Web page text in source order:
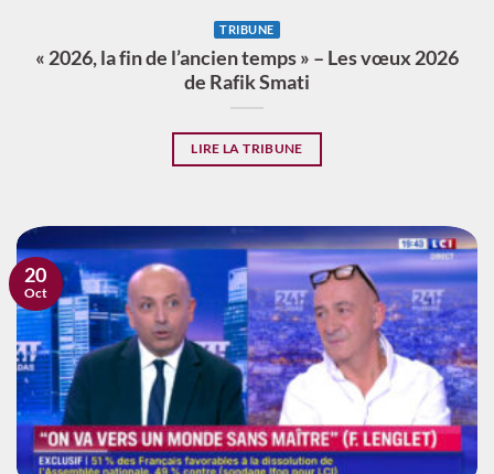
TRIBUNE
« 2026, la fin de l’ancien temps » – Les vœux 2026
de Rafik Smati
LIRE LA TRIBUNE
20
Oct